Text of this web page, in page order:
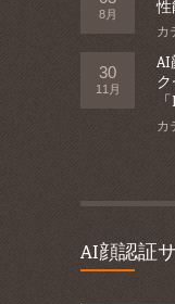
8月
性
カ
30
11月
AI
カ
AI顔認証